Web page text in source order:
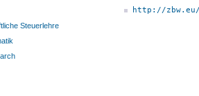
http://
Steuerlehre